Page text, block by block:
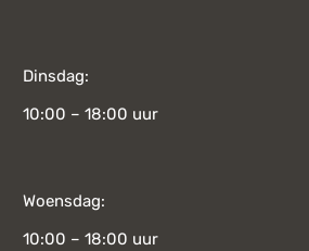
Dinsdag:
10:00 – 18:00 uur
Woensdag:
10:00 – 18:00 uur